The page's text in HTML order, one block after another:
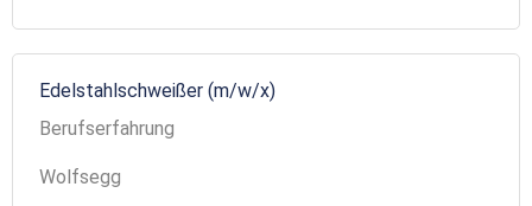
Edelstahlschweißer (m/w/x)
Berufserfahrung
Wolfsegg